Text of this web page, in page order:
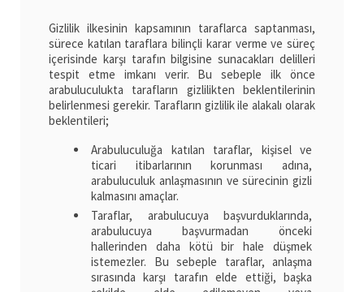
Gizlilik ilkesinin kapsamının taraflarca saptanması,
sürece katılan taraflara bilinçli karar verme ve süreç
içerisinde karşı tarafın bilgisine sunacakları delilleri
tespit etme imkanı verir. Bu sebeple ilk önce
arabuluculukta tarafların gizlilikten beklentilerinin
belirlenmesi gerekir. Tarafların gizlilik ile alakalı olarak
beklentileri;
Arabuluculuğa katılan taraflar, kişisel ve
ticari itibarlarının korunması adına,
arabuluculuk anlaşmasının ve sürecinin gizli
kalmasını amaçlar.
Taraflar, arabulucuya başvurduklarında,
arabulucuya başvurmadan önceki
hallerinden daha kötü bir hale düşmek
istemezler. Bu sebeple taraflar, anlaşma
sırasında karşı tarafın elde ettiği, başka